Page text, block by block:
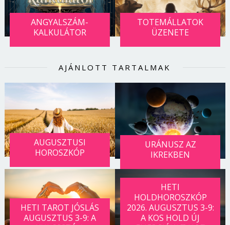
ANGYALSZÁM-
KALKULÁTOR
TOTEMÁLLATOK
ÜZENETE
AJÁNLOTT TARTALMAK
AUGUSZTUSI
HOROSZKÓP
URÁNUSZ AZ
IKREKBEN
HETI TAROT JÓSLÁS
AUGUSZTUS 3-9: A
HETI
HOLDHOROSZKÓP
2026. AUGUSZTUS 3-9:
A KOS HOLD ÚJ